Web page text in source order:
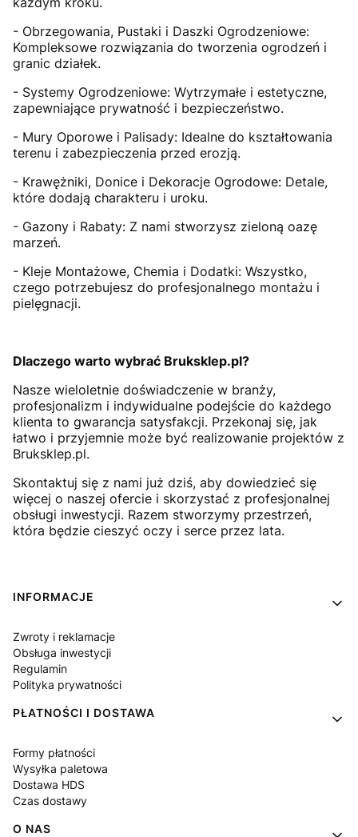
- Obrzegowania, Pustaki i Daszki Ogrodzeniowe:
Kompleksowe rozwiązania do tworzenia ogrodzeń i
granic działek.
- Systemy Ogrodzeniowe: Wytrzymałe i estetyczne,
zapewniające prywatność i bezpieczeństwo.
- Mury Oporowe i Palisady: Idealne do kształtowania
terenu i zabezpieczenia przed erozją.
- Krawężniki, Donice i Dekoracje Ogrodowe: Detale,
które dodają charakteru i uroku.
- Gazony i Rabaty: Z nami stworzysz zieloną oazę
marzeń.
- Kleje Montażowe, Chemia i Dodatki: Wszystko,
czego potrzebujesz do profesjonalnego montażu i
pielęgnacji.
Dlaczego warto wybrać Bruksklep.pl?
Nasze wieloletnie doświadczenie w branży,
profesjonalizm i indywidualne podejście do każdego
klienta to gwarancja satysfakcji. Przekonaj się, jak
łatwo i przyjemnie może być realizowanie projektów z
Bruksklep.pl.
Skontaktuj się z nami już dziś, aby dowiedzieć się
więcej o naszej ofercie i skorzystać z profesjonalnej
obsługi inwestycji. Razem stworzymy przestrzeń,
która będzie cieszyć oczy i serce przez lata.
Linki w stopce
INFORMACJE
Zwroty i reklamacje
Obsługa inwestycji
Regulamin
Polityka prywatności
PŁATNOŚCI I DOSTAWA
Formy płatności
Wysyłka paletowa
Dostawa HDS
Czas dostawy
O NAS